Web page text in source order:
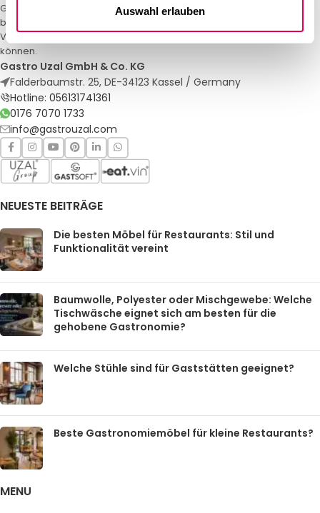
Auswahl erlauben
Gastro Uzal – Ihr Spezialist für Gastronomiemöbel und -textilien. Wir
bieten maßgeschneiderte Lösungen für Restaurants, Hotels und
Veranstaltungen. Qualität und Service, auf die Sie sich verlassen
können.
Gastro Uzal GmbH & Co. KG
Falderbaumstr. 25, DE-34123 Kassel / Germany
Hotline: 056131741361
0176 7070 1733
info@gastrouzal.com
NEUESTE BEITRÄGE
Die besten Möbel für Restaurants: Stil und
Funktionalität vereint
Baumwolle, Polyester oder Mischgewebe: Welche
Tischwäsche eignet sich am besten für die
gehobene Gastronomie?
Welche Stühle sind für Gaststätten geeignet?
Beste Gastronomiemöbel für kleine Restaurants?
MENU